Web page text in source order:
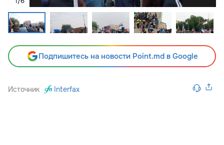
Подпишитесь на новости Point.md в Google
Источник Interfax